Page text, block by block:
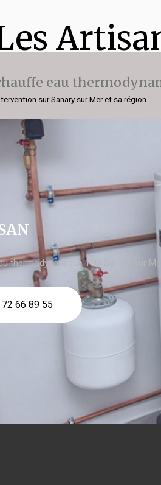
eau
sur Sanary sur Mer et sa région
thermodynamique 100l Sanary sur Mer
66 89 55